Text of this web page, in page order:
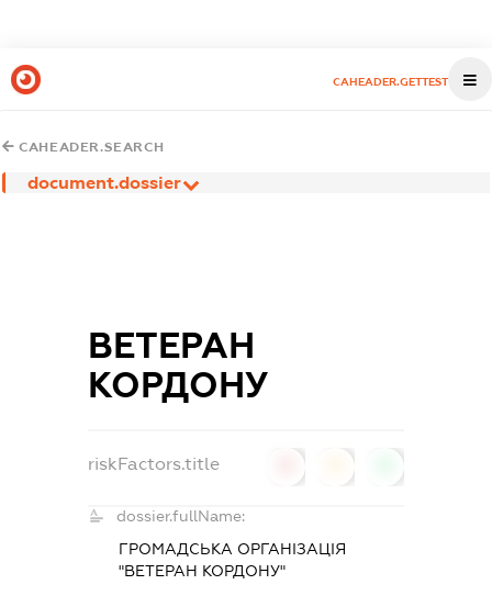
CAHEADER.GETTEST
CAHEADER.SEARCH
document.dossier
ВЕТЕРАН
КОРДОНУ
riskFactors.title
dossier.fullName:
ГРОМАДСЬКА ОРГАНІЗАЦІЯ
"ВЕТЕРАН КОРДОНУ"